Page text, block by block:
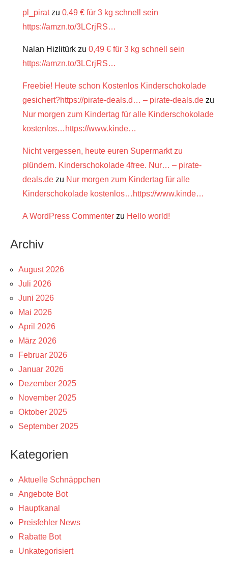
pl_piratzu 0,49 € für 3 kg schnell sein
https://amzn.to/3LCrjRS…
Nalan Hizlitürk zu 0,49 € für 3 kg schnell sein
https://amzn.to/3LCrjRS…
Freebie! Heute schon Kostenlos Kinderschokolade
gesichert?https://pirate-deals.d… – pirate-deals.de zu
Nur morgen zum Kindertag für alle Kinderschokolade
kostenlos…https://www.kinde…
Nicht vergessen, heute euren Supermarkt zu
plündern. Kinderschokolade 4free. Nur… – pirate-
deals.de zu Nur morgen zum Kindertag für alle
Kinderschokolade kostenlos…https://www.kinde…
A WordPress Commenter zu Hello world!
Archiv
August 2026
Juli 2026
Juni 2026
Mai 2026
April 2026
März 2026
Februar 2026
Januar 2026
Dezember 2025
November 2025
Oktober 2025
September 2025
Kategorien
Aktuelle Schnäppchen
Angebote Bot
Hauptkanal
Preisfehler News
Rabatte Bot
Unkategorisiert